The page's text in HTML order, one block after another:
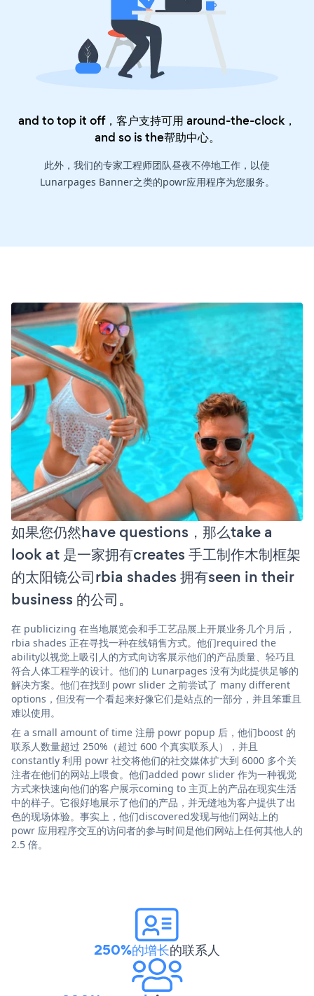
and to top it off，客户支持可用 around-the-clock，
and so is the帮助中心。
此外，我们的专家工程师团队昼夜不停地工作，以使
Lunarpages Banner之类的powr应用程序为您服务。
如果您仍然have questions，那么take a
look at 是一家拥有creates 手工制作木制框架
的太阳镜公司rbia shades 拥有seen in their
business 的公司。
在 publicizing 在当地展览会和手工艺品展上开展业务几个月后，
rbia shades 正在寻找一种在线销售方式。他们required the
ability以视觉上吸引人的方式向访客展示他们的产品质量、轻巧且
符合人体工程学的设计。他们的 Lunarpages 没有为此提供足够的
解决方案。他们在找到 powr slider 之前尝试了 many different
options，但没有一个看起来好像它们是站点的一部分，并且笨重且
难以使用。
在 a small amount of time 注册 powr popup 后，他们boost 的
联系人数量超过 250%（超过 600 个真实联系人），并且
constantly 利用 powr 社交将他们的社交媒体扩大到 6000 多个关
注者在他们的网站上喂食。他们added powr slider 作为一种视觉
方式来快速向他们的客户展示coming to 主页上的产品在现实生活
中的样子。它很好地展示了他们的产品，并无缝地为客户提供了出
色的现场体验。事实上，他们discovered发现与他们网站上的
powr 应用程序交互的访问者的参与时间是他们网站上任何其他人的
2.5 倍。
250%的增长的联系人